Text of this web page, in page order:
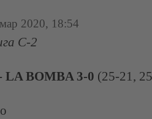
2020, 18:54
С-2
LA BOMBA 3-0 (25-21,